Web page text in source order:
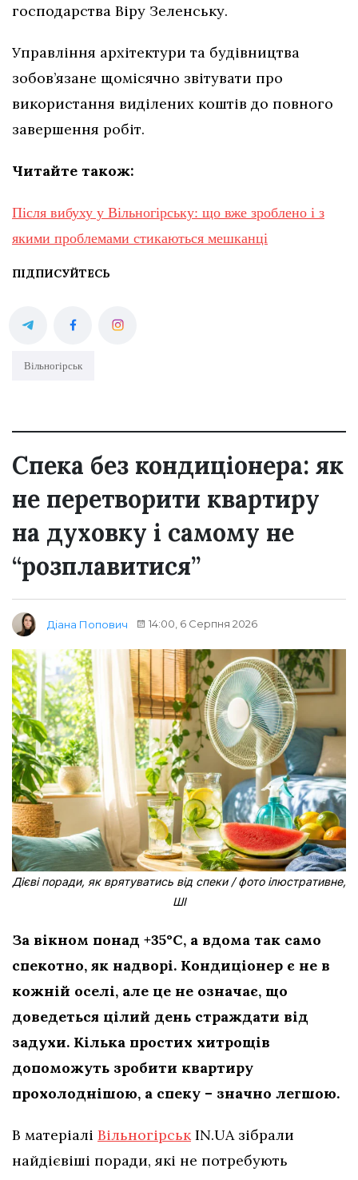
господарства Віру Зеленську.
Управління архітектури та будівництва
зобов’язане щомісячно звітувати про
використання виділених коштів до повного
завершення робіт.
Читайте також:
Після вибуху у Вільногірську: що вже зроблено і з
якими проблемами стикаються мешканці
ПІДПИСУЙТЕСЬ
Вільногірськ
Спека без кондиціонера: як
не перетворити квартиру
на духовку і самому не
“розплавитися”
Діана Попович 14:00, 6 Серпня 2026
Дієві поради, як врятуватись від спеки / фото ілюстративне,
ШІ
За вікном понад +35°C, а вдома так само
спекотно, як надворі. Кондиціонер є не в
кожній оселі, але це не означає, що
доведеться цілий день страждати від
задухи. Кілька простих хитрощів
допоможуть зробити квартиру
прохолоднішою, а спеку – значно легшою.
В матеріалі ВільногірськIN.UA зібрали
найдієвіші поради, які не потребують